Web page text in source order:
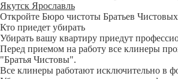
Якутск Ярославль
Откройте Бюро чистоты Братьев
Кто приедет убирать
Убирать вашу квартиру приедут
Перед приемом на работу все клинеры
"Братья Чистовы".
Все клинеры работают исключительно в